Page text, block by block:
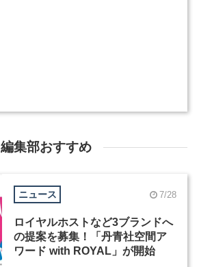
編集部おすすめ
ニュース 7/28
ロイヤルホストなど3ブランドへ
の提案を募集！「丹青社空間ア
ワード with ROYAL」が開始